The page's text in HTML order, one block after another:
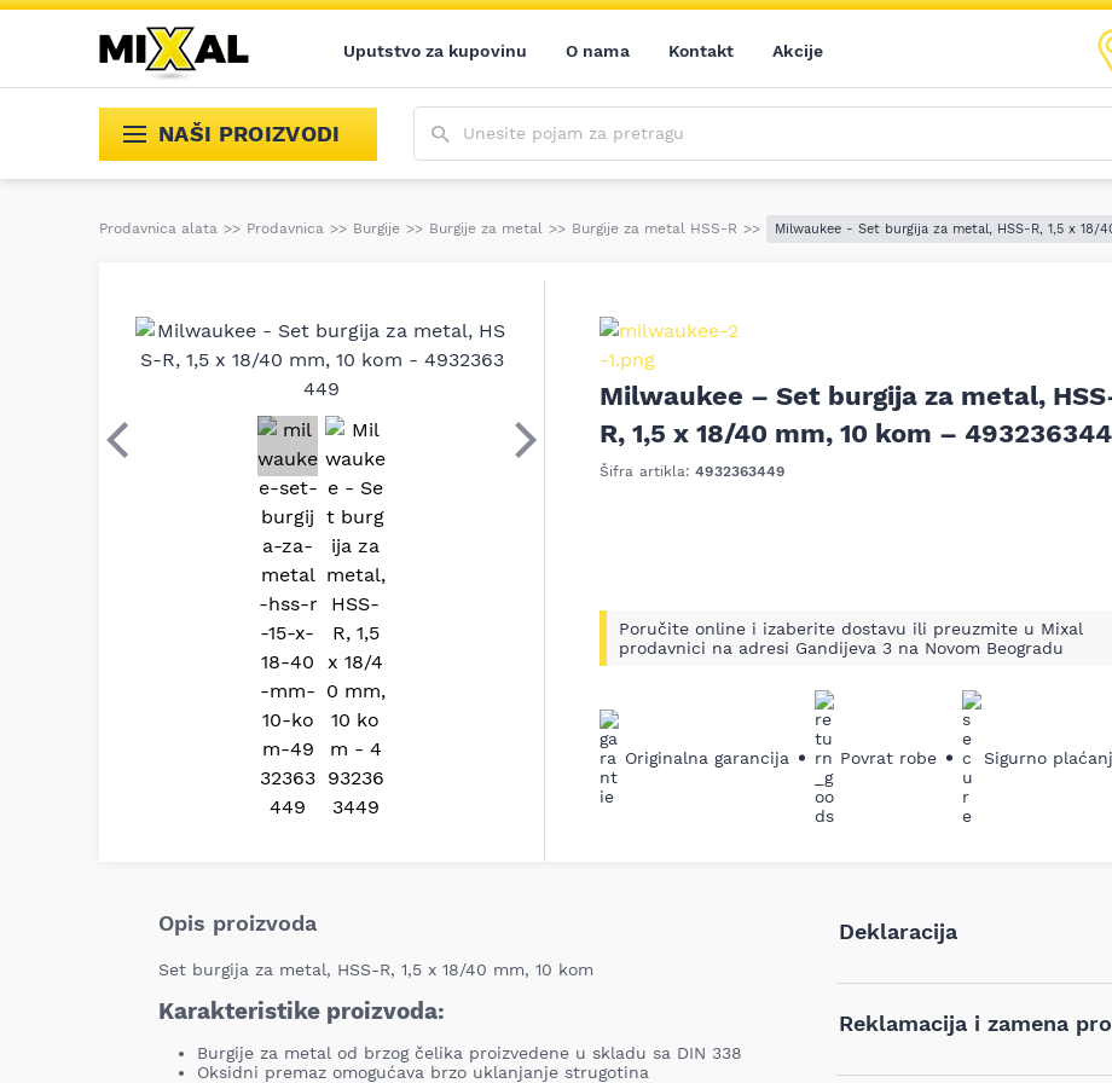
Uputstvo za kupovinu O nama Kontakt Akcije
NAŠI PROIZVODI
Prodavnica alata >> Prodavnica >> Burgije >> Burgije za metal >> Burgije za metal HSS-R >> Milwaukee - Set burgija za metal, HSS-R, 1,5 x 18/
Prethodni Sledeći
Milwaukee – Set burgija za metal,
R, 1,5 x 18/40 mm, 10 kom –
Šifra artikla:4932363449
Poručite online i izaberite dostavu ili preuzmite u Mixal
prodavnici na adresi Gandijeva 3 na Novom Beogradu
Originalna garancija Povrat robe Sigurno
Opis proizvoda
Set burgija za metal, HSS-R, 1,5 x 18/40 mm, 10 kom
Karakteristike proizvoda:
Burgije za metal od brzog čelika proizvedene u skladu sa DIN 338
Oksidni premaz omogućava brzo uklanjanje strugotina
Deklaracija
Reklamacija i zamena